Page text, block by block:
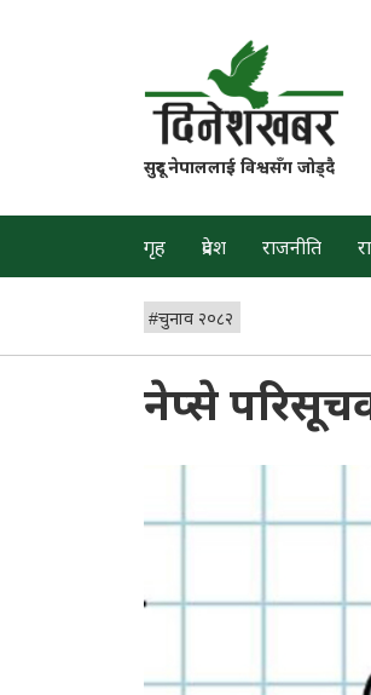
सुदूर नेपाललाई विश्वसँग जोड्दै
गृह प्रदेश राजनीति
#चुनाव २०८२
नेप्से